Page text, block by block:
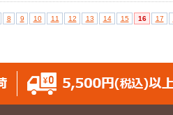
8 9 10 11 12 13 14 15 16 17